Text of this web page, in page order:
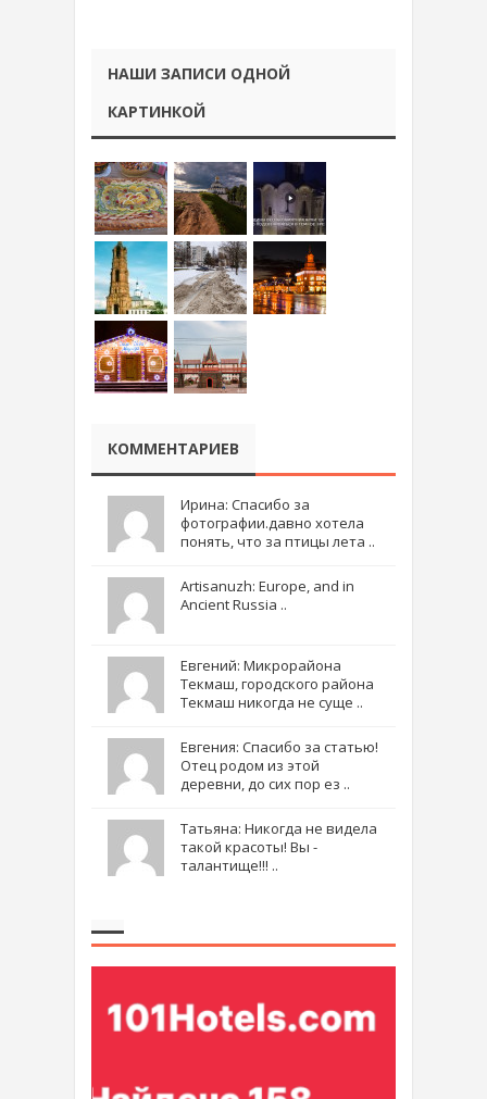
НАШИ ЗАПИСИ ОДНОЙ
КАРТИНКОЙ
КОММЕНТАРИЕВ
Ирина: Спасибо за
фотографии.давно хотела
понять, что за птицы лета ..
Artisanuzh: Europe, and in
Ancient Russia ..
Евгений: Микрорайона
Текмаш, городского района
Текмаш никогда не суще ..
Евгения: Спасибо за статью!
Отец родом из этой
деревни, до сих пор ез ..
Татьяна: Никогда не видела
такой красоты! Вы -
талантище!!! ..